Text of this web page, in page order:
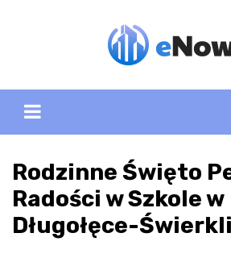
Rodzinne Święto
Radości w Szkole w
Długołęce-Świerkli